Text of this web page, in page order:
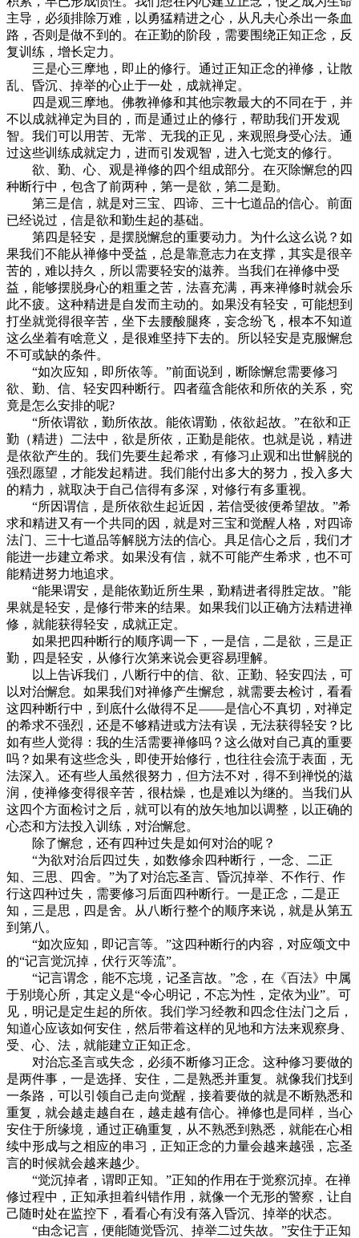
主导，必须排除万难，以勇猛精进之心，从凡夫心杀出一条血
路，否则是做不到的。在正勤的阶段，需要围绕正知正念，反
复训练，增长定力。
三是心三摩地，即止的修行。通过正知正念的禅修，让散
乱、昏沉、掉举的心止于一处，成就禅定。
四是观三摩地。佛教禅修和其他宗教最大的不同在于，并
不以成就禅定为目的，而是通过止的修行，帮助我们开发观
智。我们可以用苦、无常、无我的正见，来观照身受心法。通
过这些训练成就定力，进而引发观智，进入七觉支的修行。
欲、勤、心、观是禅修的四个组成部分。在灭除懈怠的四
种断行中，包含了前两种，第一是欲，第二是勤。
第三是信，就是对三宝、四谛、三十七道品的信心。前面
已经说过，信是欲和勤生起的基础。
第四是轻安，是摆脱懈怠的重要动力。为什么这么说？如
果我们不能从禅修中受益，总是靠意志力在支撑，其实是很辛
苦的，难以持久，所以需要轻安的滋养。当我们在禅修中受
益，能够摆脱身心的粗重之苦，法喜充满，再来禅修时就会乐
此不疲。这种精进是自发而主动的。如果没有轻安，可能想到
打坐就觉得很辛苦，坐下去腰酸腿疼，妄念纷飞，根本不知道
这么坐着有啥意义，是很难坚持下去的。所以轻安是克服懈怠
不可或缺的条件。
“如次应知，即所依等。”前面说到，断除懈怠需要修习
欲、勤、信、轻安四种断行。四者蕴含能依和所依的关系，究
竟是怎么安排的呢?
“所依谓欲，勤所依故。能依谓勤，依欲起故。”在欲和正
勤（精进）二法中，欲是所依，正勤是能依。也就是说，精进
是依欲产生的。我们先要生起希求，有修习止观和出世解脱的
强烈愿望，才能发起精进。我们能付出多大的努力，投入多大
的精力，就取决于自己信得有多深，对修行有多重视。
“所因谓信，是所依欲生起近因，若信受彼便希望故。”希
求和精进又有一个共同的因，就是对三宝和觉醒人格，对四谛
法门、三十七道品等解脱方法的信心。具足信心之后，我们才
能进一步建立希求。如果没有信，就不可能产生希求，也不可
能精进努力地追求。
“能果谓安，是能依勤近所生果，勤精进者得胜定故。”能
果就是轻安，是修行带来的结果。如果我们以正确方法精进禅
修，就能获得轻安，成就正定。
如果把四种断行的顺序调一下，一是信，二是欲，三是正
勤，四是轻安，从修行次第来说会更容易理解。
以上告诉我们，八断行中的信、欲、正勤、轻安四法，可
以对治懈怠。如果我们对禅修产生懈怠，就需要去检讨，看看
这四种断行中，到底什么做得不足——是信心不真切，对禅定
的希求不强烈，还是不够精进或方法有误，无法获得轻安？比
如有些人觉得：我的生活需要禅修吗？这么做对自己真的重要
吗？如果有这些念头，即使开始修行，也往往会流于表面，无
法深入。还有些人虽然很努力，但方法不对，得不到禅悦的滋
润，使禅修变得很辛苦，很枯燥，也是难以为继的。当我们从
这四个方面检讨之后，就可以有的放矢地加以调整，以正确的
心态和方法投入训练，对治懈怠。
除了懈怠，还有四种过失是如何对治的呢？
“为欲对治后四过失，如数修余四种断行，一念、二正
知、三思、四舍。”为了对治忘圣言、昏沉掉举、不作行、作
行这四种过失，需要修习后面四种断行。一是正念，二是正
知，三是思，四是舍。从八断行整个的顺序来说，就是从第五
到第八。
“如次应知，即记言等。”这四种断行的内容，对应颂文中
的“记言觉沉掉，伏行灭等流”。
“记言谓念，能不忘境，记圣言故。”念，在《百法》中属
于别境心所，其定义是“令心明记，不忘为性，定依为业”。可
见，明记是定生起的所依。我们学习经教和四念住法门之后，
知道心应该如何安住，然后带着这样的见地和方法来观察身、
受、心、法，就能建立正知正念。
对治忘圣言或失念，必须不断修习正念。这种修习要做的
是两件事，一是选择、安住，二是熟悉并重复。就像我们找到
一条路，可以引领自己走向觉醒，接着要做的就是不断熟悉和
重复，就会越走越自在，越走越有信心。禅修也是同样，当心
安住于所缘境，通过正确重复，从不熟悉到熟悉，就能在心相
续中形成与之相应的串习，正知正念的力量会越来越强，忘圣
言的时候就会越来越少。
“觉沉掉者，谓即正知。”正知的作用在于觉察沉掉。在禅
修过程中，正知承担着纠错作用，就像一个无形的警察，让自
己随时处在监控下，看看心有没有落入昏沉、掉举的状态。
“由念记言，便能随觉昏沉、掉举二过失故。”安住于正知